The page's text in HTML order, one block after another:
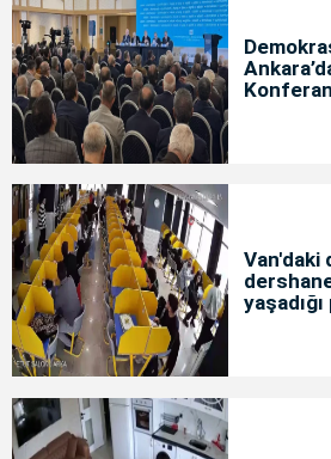
Van'daki